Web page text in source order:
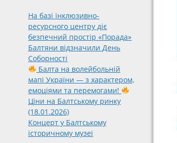
На базі інклюзивно-
ресурсного центру діє
безпечний простір «Порада»
Балтяни відзначили День
Соборності
Балта на волейбольній
мапі України — з характером,
емоціями та перемогами!
Ціни на Балтському ринку
(18.01.2026)
Концерт у Балтському
історичному музеї